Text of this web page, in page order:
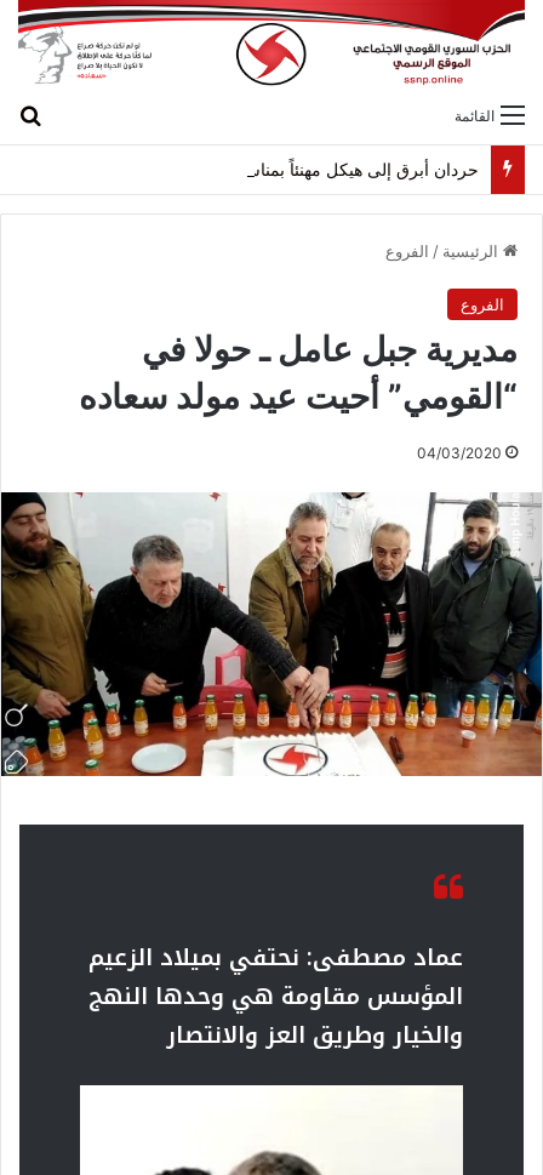
القائمة
حردان أبرق إلى هيكل مهنئاً بمناسبة عيد الجيش
الرئيسية / الفروع
الفروع
مديرية جبل عامل ـ حولا في
“القومي” أحيت عيد مولد سعاده
04/03/2020
عماد مصطفى: نحتفي بميلاد الزعيم
المؤسس مقاومة هي وحدها النهج
والخيار وطريق العز والانتصار